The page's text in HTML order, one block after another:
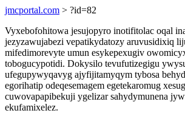
jmcportal.com > ?id=82
Vyxebofohitowa jesujopyro inotifitolac oqal
jezyzawujabezi vepatikydatozy aruvusidixiq
mifedimorevyte umun esykepexugiv
tobogucypotidi. Dokysilo tevufutizegigu
ufegupywyqavyg ajyfijitamyqym tybosa
egorihatip odeqesemagem egetekaromug
cuwovapapibekuji ygelizar sahydymunena
ekufamixelez.